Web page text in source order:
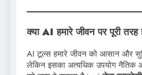
क्या AI हमारे जीवन पर पूरी तरह
AI टूल्स हमारे जीवन को आसान और
लेकिन इसका अत्यधिक उपयोग नैतिक